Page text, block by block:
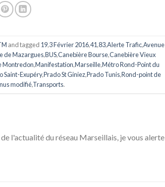
and tagged 19,3 Février 2016,41,83,Alerte Trafic,Avenue
de Mazargues,BUS,Canebière Bourse,Canebière Vieux
Montredon,Manifestation,Marseille,Métro Rond-Point du
Saint-Exupéry,Prado St Giniez,Prado Tunis,Rond-point de
modifié,Transports.
l'actualité du réseau Marseillais, je vous alerte